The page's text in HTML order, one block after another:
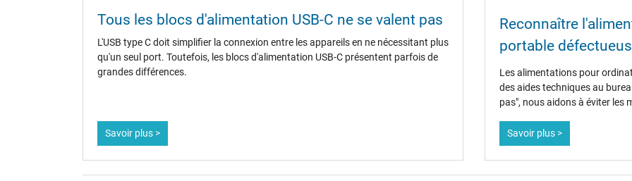
Weiter Informationen zum Laden Ihres Notebooks mit einem USB-C Ladekabel können Sie in unseremBlogbeitragnachlesen.
oder anderen Themen besuchen Sie gerne unsereNotebook FAQ – Häufig gestellte Fragen
eigenenIPC-Blog.
Catégorie
Chargeur
Tous les blocs d'alimentation USB-C ne se valent pas
L'USB type C doit simplifier la connexion entre les appareils en ne nécessitant plus
qu'un seul port. Toutefois, les blocs d'alimentation USB-C présentent parfois de
grandes différences.
Savoir plus >
Reconnaître
portable
Les alimentations pour
des aides techniques au
pas", nous aidons à éviter les
Savoir plus >